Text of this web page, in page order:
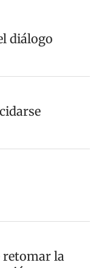
diálogo
retomar la